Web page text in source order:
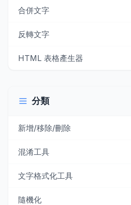
合併文字
反轉文字
HTML 表格產生器
分類
新增/移除/刪除
混淆工具
文字格式化工具
隨機化